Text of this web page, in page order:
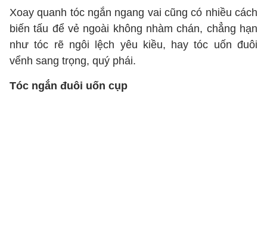
Xoay quanh tóc ngắn ngang vai cũng có nhiều cách
biến tấu để vẻ ngoài không nhàm chán, chẳng hạn
như tóc rẽ ngôi lệch yêu kiều, hay tóc uốn đuôi
vểnh sang trọng, quý phái.
Tóc ngắn đuôi uốn cụp